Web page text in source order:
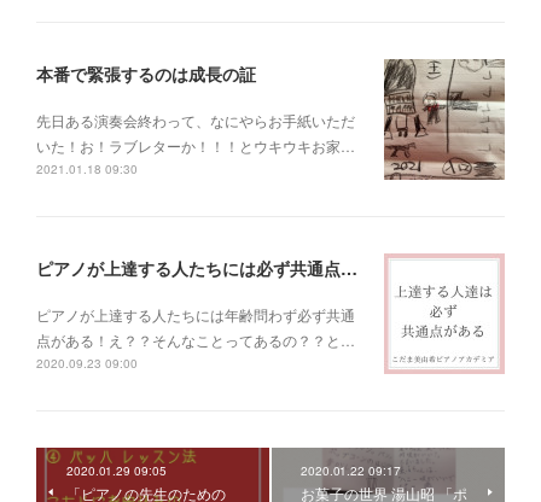
本番で緊張するのは成長の証
先日ある演奏会終わって、なにやらお手紙いただ
いた！お！ラブレターか！！！とウキウキお家…
2021.01.18 09:30
ピアノが上達する人たちには必ず共通点がある！
ピアノが上達する人たちには年齢問わず必ず共通
点がある！え？？そんなことってあるの？？と…
2020.09.23 09:00
2020.01.29 09:05
「ピアノの先生のための
2020.01.22 09:17
お菓子の世界 湯山昭 「ポ